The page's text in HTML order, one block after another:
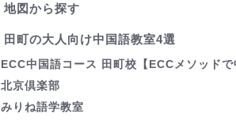
地図から探す
田町の大人向け中国語教室4選
ECC中国語コース 田町校 【ECCメソッド
北京倶楽部
みりね語学教室